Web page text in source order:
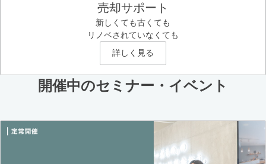
売却サポート
新しくても古くても
リノベされていなくても
詳しく見る
開催中のセミナー・イベント